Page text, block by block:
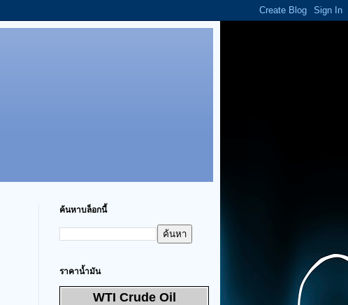
ค้นหาบล็อกนี้
ราคาน้ำมัน
WTI Crude Oil